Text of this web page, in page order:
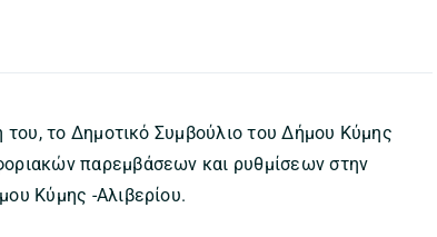
το Δημοτικό Συμβούλιο του Δήμου Κύμης
παρεμβάσεων και ρυθμίσεων στην
Κύμης -Αλιβερίου.